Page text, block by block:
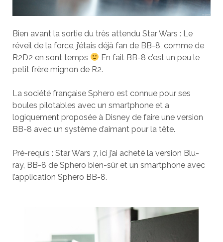
Bien avant la sortie du très attendu Star Wars : Le
réveil de la force, j’étais déjà fan de BB-8, comme de
R2D2 en sont temps
En fait BB-8 c’est un peu le
petit frère mignon de R2.
La société française Sphero est connue pour ses
boules pilotables avec un smartphone et a
logiquement proposée à Disney de faire une version
BB-8 avec un système d’aimant pour la tête.
Pré-requis : Star Wars 7, ici j’ai acheté la version Blu-
ray, BB-8 de Sphero bien-sûr et un smartphone avec
l’application Sphero BB-8.